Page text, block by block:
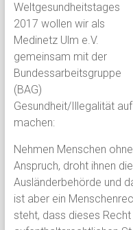
Weltgesundheitstages
2017 wollen wir als
Medinetz Ulm e.V.
gemeinsam mit der
Bundessarbeitsgruppe
(BAG)
Gesundheit/Illegalität
machen:
Nehmen Menschen
Anspruch, droht ihnen
Ausländerbehörde und
ist aber ein
steht, dass dieses